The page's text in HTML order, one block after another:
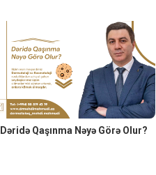
Dəridə Qaşınma Nəyə Görə Olur?